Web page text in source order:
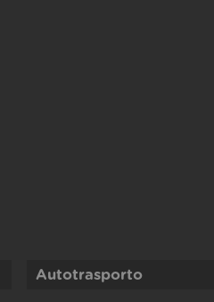
Autotrasporto